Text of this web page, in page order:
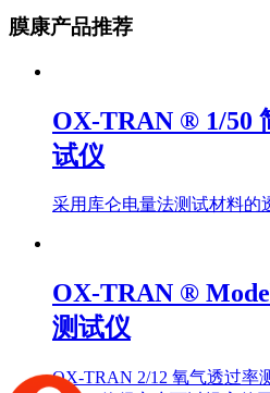
膜康产品推荐
OX-TRAN ® 1/50
试仪
采用库仑电量法测试材料的
OX-TRAN ®
测试仪
OX-TRAN 2/12 氧气透过率